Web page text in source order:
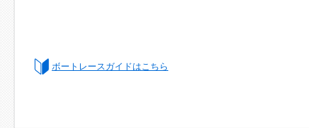
ボートレースガイドはこちら